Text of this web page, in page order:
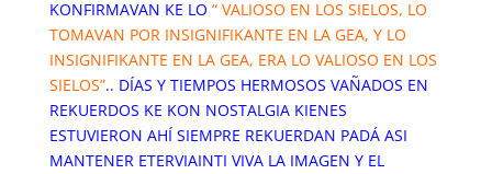
KONFIRMAVAN KE LO “ VALIOSO EN LOS SIELOS, LO
TOMAVAN POR INSIGNIFIKANTE EN LA GEA, Y LO
INSIGNIFIKANTE EN LA GEA, ERA LO VALIOSO EN LOS
SIELOS”.. DÍAS Y TIEMPOS HERMOSOS VAÑADOS EN
REKUERDOS KE KON NOSTALGIA KIENES
ESTUVIERON AHÍ SIEMPRE REKUERDAN PADÁ ASI
MANTENER ETERVIAINTI VIVA LA IMAGEN Y EL